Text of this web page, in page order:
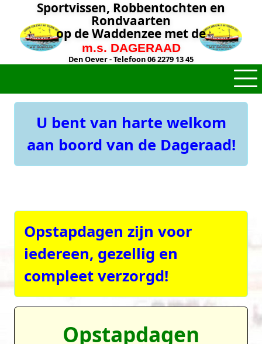
Sportvissen, Robbentochten en
Rondvaarten
op de Waddenzee met de
m.s. DAGERAAD
Den Oever - Telefoon 06 2279 13 45
U bent van harte welkom
aan boord van de Dageraad!
Opstapdagen zijn voor
iedereen, gezellig en
compleet verzorgd!
Opstapdagen